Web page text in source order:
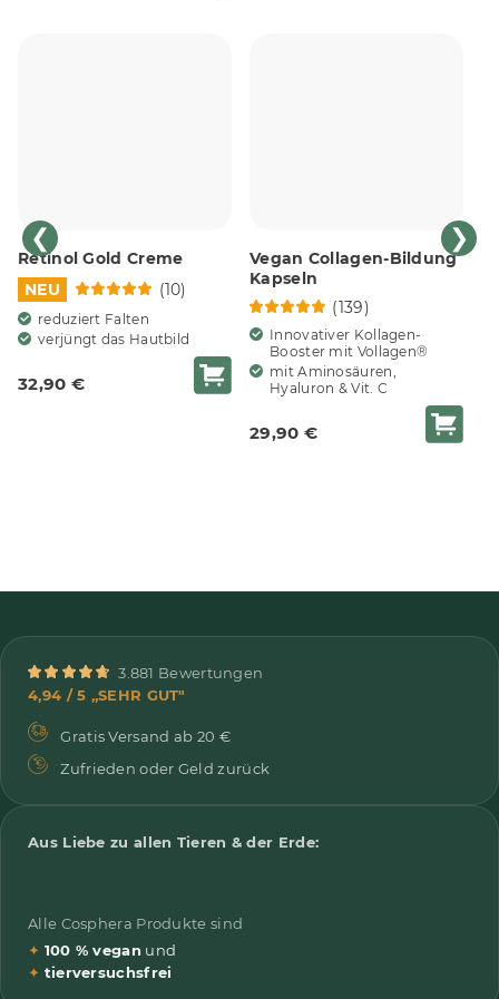
❮ ❯
Retinol Gold Creme
NEU
(10)
reduziert Falten
verjüngt das Hautbild
32,90 €
Vegan Collagen-Bildung
Kapseln
(139)
Innovativer Kollagen-
Booster mit Vollagen®
mit Aminosäuren,
Hyaluron & Vit. C
29,90 €
3.881 Bewertungen
4,94 / 5 „SEHR GUT"
Gratis Versand ab 20 €
Zufrieden oder Geld zurück
Aus Liebe zu allen Tieren & der Erde:
Alle Cosphera Produkte sind
✦ 100 % vegan und
✦ tierversuchsfrei